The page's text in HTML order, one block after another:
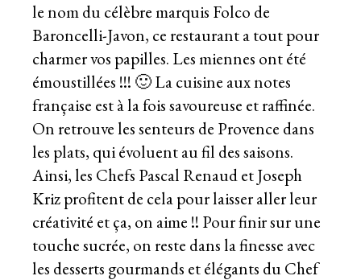
le nom du célèbre marquis Folco de
Baroncelli-Javon, ce restaurant a tout pour
charmer vos papilles. Les miennes ont été
émoustillées !!! 🙂 La cuisine aux notes
française est à la fois savoureuse et raffinée.
On retrouve les senteurs de Provence dans
les plats, qui évoluent au fil des saisons.
Ainsi, les Chefs Pascal Renaud et Joseph
Kriz profitent de cela pour laisser aller leur
créativité et ça, on aime !! Pour finir sur une
touche sucrée, on reste dans la finesse avec
les desserts gourmands et élégants du Chef